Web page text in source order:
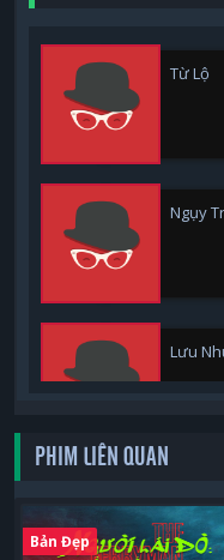
Từ Lộ
Ngụy
Lưu
PHIM LIÊN QUAN
Bản Đẹp